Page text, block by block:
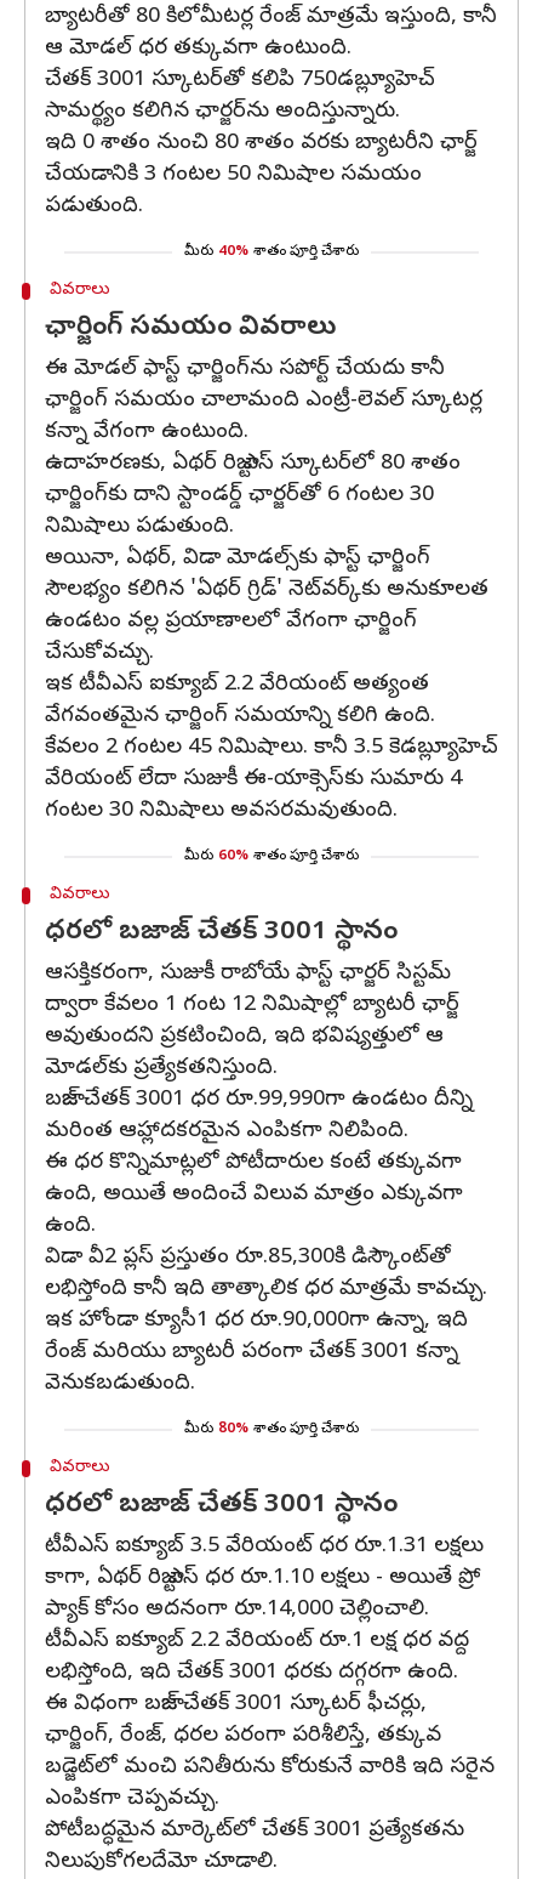
బ్యాటరీతో 80 కిలోమీటర్ల రేంజ్ మాత్రమే ఇస్తుంది, కానీ
ఆ మోడల్ ధర తక్కువగా ఉంటుంది.
చేతక్ 3001 స్కూటర్‌తో కలిపి 750డబ్ల్యూహెచ్
సామర్థ్యం కలిగిన ఛార్జర్‌ను అందిస్తున్నారు.
ఇది 0 శాతం నుంచి 80 శాతం వరకు బ్యాటరీని ఛార్జ్
చేయడానికి 3 గంటల 50 నిమిషాల సమయం
పడుతుంది.
మీరు 40% శాతం పూర్తి చేశారు
వివరాలు
ఛార్జింగ్ సమయం వివరాలు
ఈ మోడల్ ఫాస్ట్ ఛార్జింగ్‌ను సపోర్ట్ చేయదు కానీ
ఛార్జింగ్ సమయం చాలామంది ఎంట్రీ-లెవల్ స్కూటర్ల
కన్నా వేగంగా ఉంటుంది.
ఉదాహరణకు, ఏథర్ రిజ్టా ఎస్ స్కూటర్‌లో 80 శాతం
ఛార్జింగ్‌కు దాని స్టాండర్డ్ ఛార్జర్‌తో 6 గంటల 30
నిమిషాలు పడుతుంది.
అయినా, ఏథర్, విడా మోడల్స్‌కు ఫాస్ట్ ఛార్జింగ్
సౌలభ్యం కలిగిన 'ఏథర్ గ్రిడ్' నెట్‌వర్క్‌కు అనుకూలత
ఉండటం వల్ల ప్రయాణాలలో వేగంగా ఛార్జింగ్
చేసుకోవచ్చు.
ఇక టీవీఎస్ ఐక్యూబ్ 2.2 వేరియంట్ అత్యంత
వేగవంతమైన ఛార్జింగ్ సమయాన్ని కలిగి ఉంది.
కేవలం 2 గంటల 45 నిమిషాలు. కానీ 3.5 కెడబ్ల్యూహెచ్
వేరియంట్ లేదా సుజుకీ ఈ-యాక్సెస్‌కు సుమారు 4
గంటల 30 నిమిషాలు అవసరమవుతుంది.
మీరు 60% శాతం పూర్తి చేశారు
వివరాలు
ధరలో బజాజ్ చేతక్ 3001 స్థానం
ఆసక్తికరంగా, సుజుకీ రాబోయే ఫాస్ట్ ఛార్జర్ సిస్టమ్‌
ద్వారా కేవలం 1 గంట 12 నిమిషాల్లో బ్యాటరీ ఛార్జ్
అవుతుందని ప్రకటించింది, ఇది భవిష్యత్తులో ఆ
మోడల్‌కు ప్రత్యేకతనిస్తుంది.
బజాజ్ చేతక్ 3001 ధర రూ.99,990గా ఉండటం దీన్ని
మరింత ఆహ్లాదకరమైన ఎంపికగా నిలిపింది.
ఈ ధర కొన్నిమాట్లలో పోటీదారుల కంటే తక్కువగా
ఉంది, అయితే అందించే విలువ మాత్రం ఎక్కువగా
ఉంది.
విడా వీ2 ప్లస్ ప్రస్తుతం రూ.85,300కి డిస్కౌంట్‌తో
లభిస్తోంది కానీ ఇది తాత్కాలిక ధర మాత్రమే కావచ్చు.
ఇక హోండా క్యూసీ1 ధర రూ.90,000గా ఉన్నా, ఇది
రేంజ్ మరియు బ్యాటరీ పరంగా చేతక్ 3001 కన్నా
వెనుకబడుతుంది.
మీరు 80% శాతం పూర్తి చేశారు
వివరాలు
ధరలో బజాజ్ చేతక్ 3001 స్థానం
టీవీఎస్ ఐక్యూబ్ 3.5 వేరియంట్ ధర రూ.1.31 లక్షలు
కాగా, ఏథర్ రిజ్టా ఎస్ ధర రూ.1.10 లక్షలు - అయితే ప్రో
ప్యాక్‌ కోసం అదనంగా రూ.14,000 చెల్లించాలి.
టీవీఎస్ ఐక్యూబ్ 2.2 వేరియంట్ రూ.1 లక్ష ధర వద్ద
లభిస్తోంది, ఇది చేతక్ 3001 ధరకు దగ్గరగా ఉంది.
ఈ విధంగా బజాజ్ చేతక్ 3001 స్కూటర్ ఫీచర్లు,
ఛార్జింగ్, రేంజ్, ధరల పరంగా పరిశీలిస్తే, తక్కువ
బడ్జెట్‌లో మంచి పనితీరును కోరుకునే వారికి ఇది సరైన
ఎంపికగా చెప్పవచ్చు.
పోటీబద్ధమైన మార్కెట్‌లో చేతక్ 3001 ప్రత్యేకతను
నిలుపుకోగలదేమో చూడాలి.